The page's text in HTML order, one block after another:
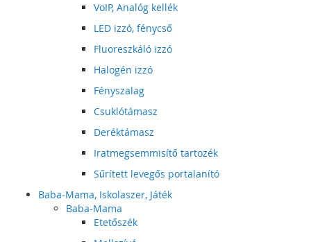
VoIP, Analóg kellék
LED izzó, fénycső
Fluoreszkáló izzó
Halogén izzó
Fényszalag
Csuklótámasz
Deréktámasz
Iratmegsemmisítő tartozék
Sűrített levegős portalanító
Baba-Mama, Iskolaszer, Játék
Baba-Mama
Etetőszék